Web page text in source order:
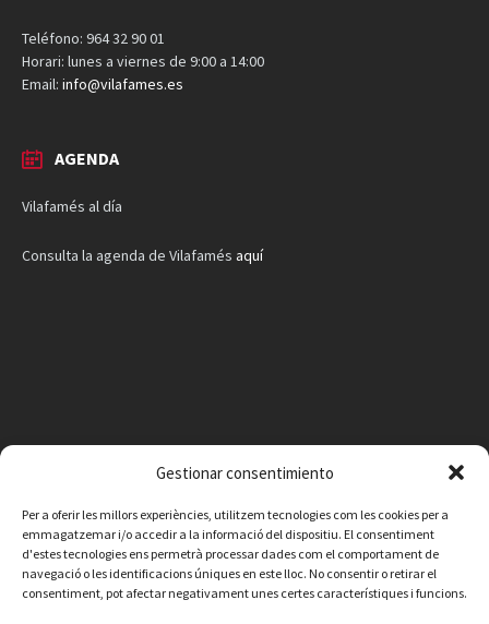
Gestionar consentimiento
Per a oferir les millors experiències, utilitzem tecnologies com les cookies per a
emmagatzemar i/o accedir a la informació del dispositiu. El consentiment
d'estes tecnologies ens permetrà processar dades com el comportament de
navegació o les identificacions úniques en este lloc. No consentir o retirar el
consentiment, pot afectar negativament unes certes característiques i funcions.
Teléfono: 964 32 90 01
Horari: lunes a viernes de 9:00 a 14:00
Email: info@vilafames.es
AGENDA
Vilafamés al día
Consulta la agenda de Vilafamés aquí